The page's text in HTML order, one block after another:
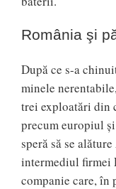
România şi
După ce s-a
minele
trei exploatări din
precum europiul
speră să se
intermediul firmei
companie care, în